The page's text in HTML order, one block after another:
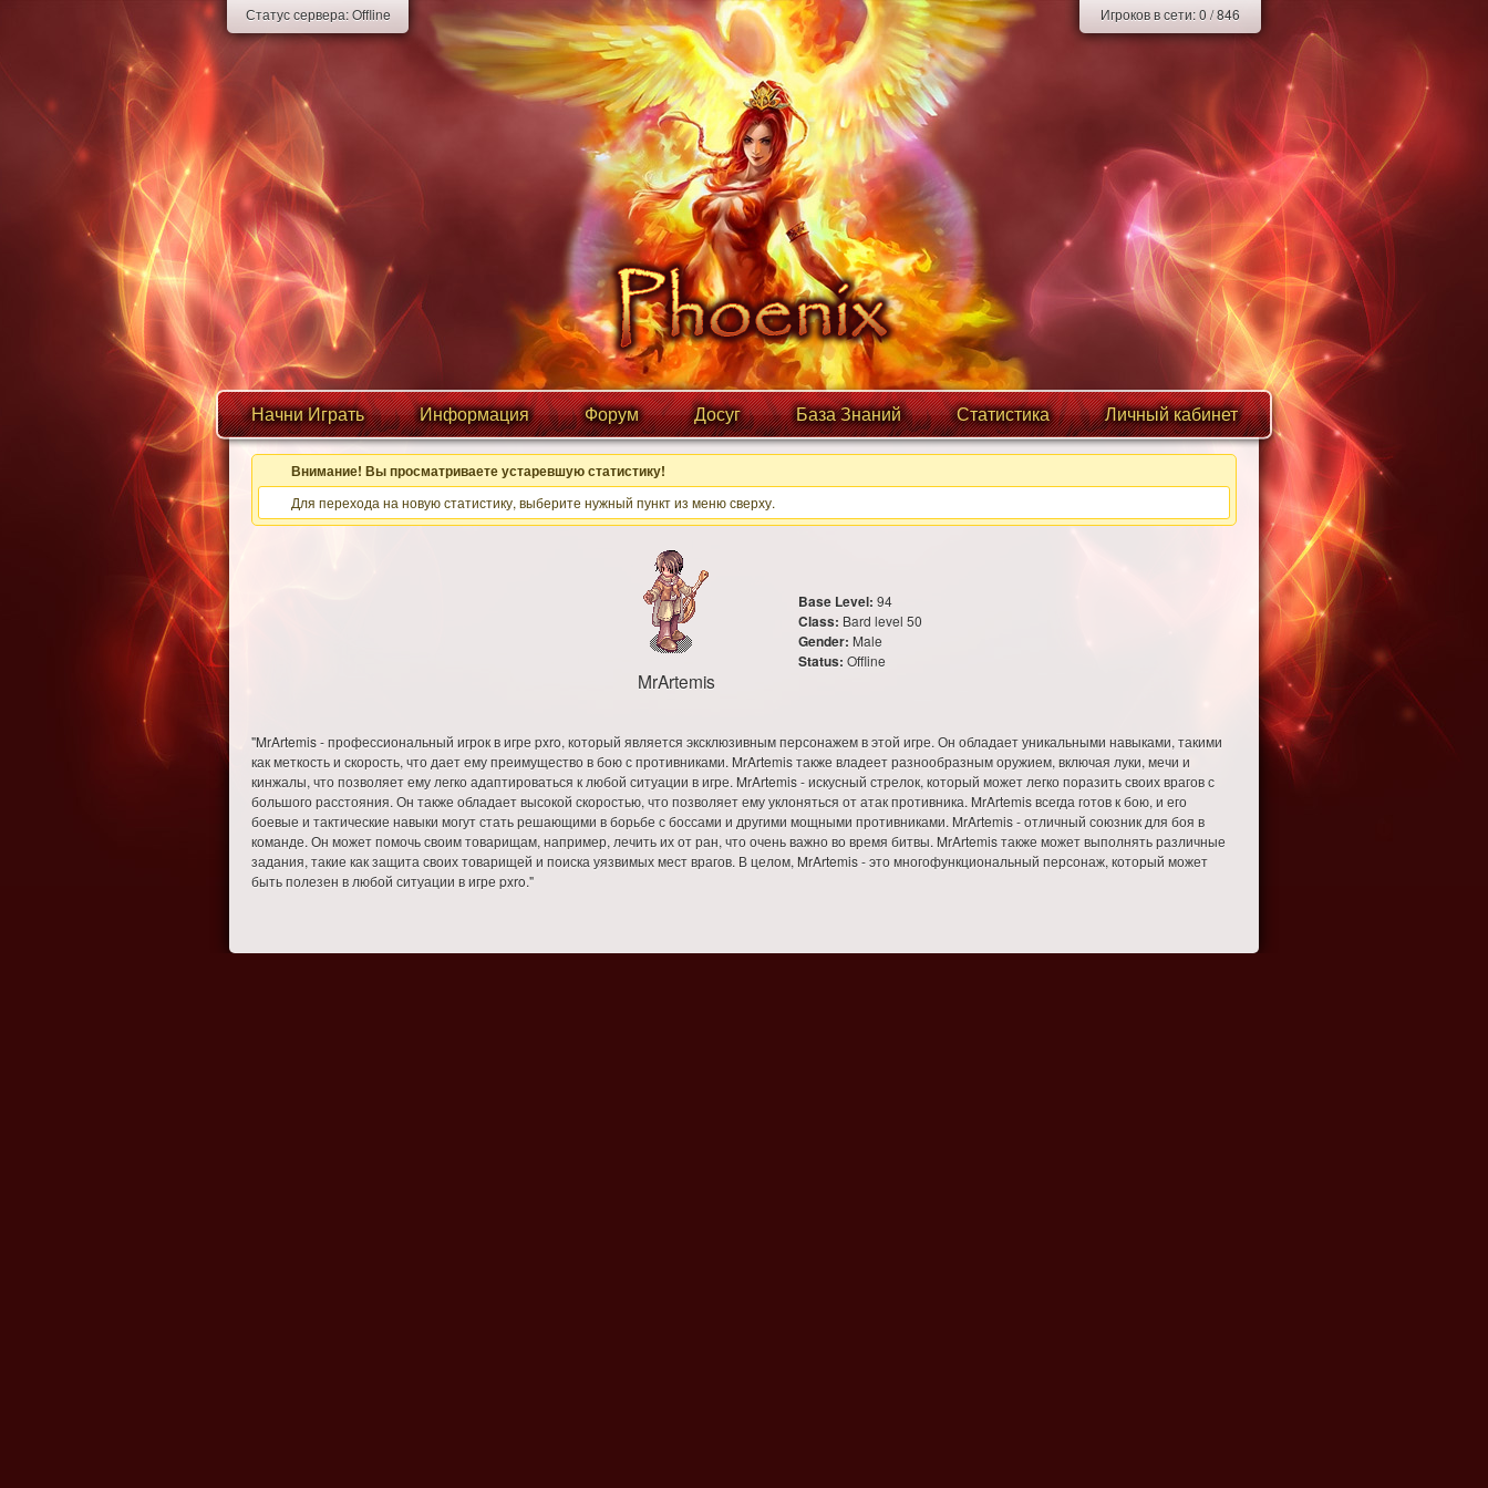
Статус сервера:Offline Игроков в сети:0 /846
Начни Играть Информация Форум Досуг База Знаний Статистика Личный кабинет
Внимание! Вы просматриваете устаревшую статистику!
Для перехода на новую статистику, выберите нужный пункт из меню сверху.
MrArtemis
Base Level: 94
Class: Bard level 50
Gender: Male
Status: Offline
"MrArtemis - профессиональный игрок в игре pxro, который является эксклюзивным персонажем в этой игре. Он обладает уникальными навыками, такими
как меткость и скорость, что дает ему преимущество в бою с противниками. MrArtemis также владеет разнообразным оружием, включая луки, мечи и
кинжалы, что позволяет ему легко адаптироваться к любой ситуации в игре. MrArtemis - искусный стрелок, который может легко поразить своих врагов с
большого расстояния. Он также обладает высокой скоростью, что позволяет ему уклоняться от атак противника. MrArtemis всегда готов к бою, и его
боевые и тактические навыки могут стать решающими в борьбе с боссами и другими мощными противниками. MrArtemis - отличный союзник для боя в
команде. Он может помочь своим товарищам, например, лечить их от ран, что очень важно во время битвы. MrArtemis также может выполнять различные
задания, такие как защита своих товарищей и поиска уязвимых мест врагов. В целом, MrArtemis - это многофункциональный персонаж, который может
быть полезен в любой ситуации в игре pxro."